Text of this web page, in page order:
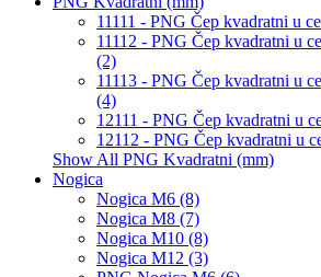
11111 - PNG Čep kvadratni u
11112 - PNG Čep kvadratni u
(2)
11113 - PNG Čep kvadratni u
(4)
12111 - PNG Čep kvadratni u
12112 - PNG Čep kvadratni u
Show All PNG Kvadratni (mm)
Nogica
Nogica M6 (8)
Nogica M8 (7)
Nogica M10 (8)
Nogica M12 (3)